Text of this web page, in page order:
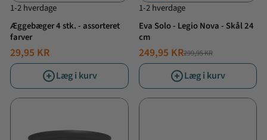
1-2 hverdage
Æggebæger 4 stk. - assorteret
farver
29,95 KR
Læg i kurv
1-2 hverdage
Eva Solo - Legio Nova - Skål 24
cm
NORMALPRIS299,95 KR
TILBUDSPRIS
249,95 KR
Læg i kurv